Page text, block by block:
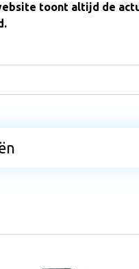
toont altijd de